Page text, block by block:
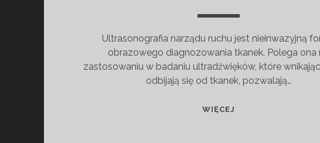
Ultrasonografia narządu ruchu jest nieinwazyjną
obrazowego diagnozowania tkanek. Polega ona
zastosowaniu w badaniu ultradźwięków, które
odbijają się od tkanek, pozwalają…
WIĘCEJ